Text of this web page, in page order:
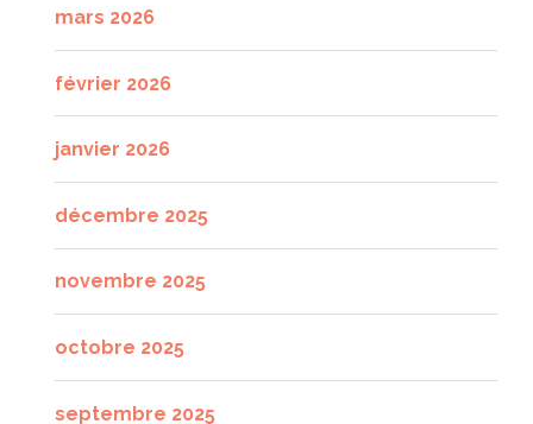
mars 2026
février 2026
janvier 2026
décembre 2025
novembre 2025
octobre 2025
septembre 2025